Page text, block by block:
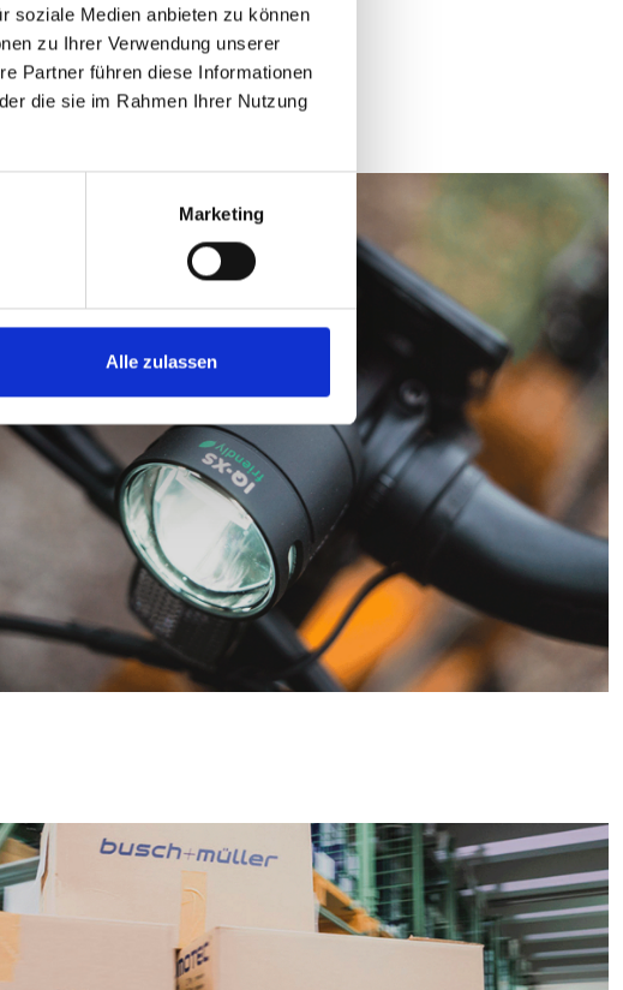
soziale Medien anbieten zu können
zu Ihrer Verwendung unserer
Partner führen diese Informationen
die sie im Rahmen Ihrer Nutzung
Marketing
Alle zulassen
een sterke en betrouwbare